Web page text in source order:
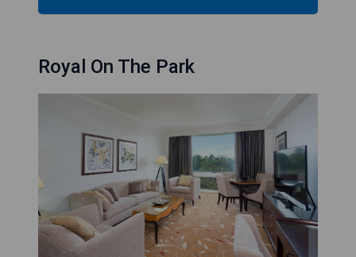
Royal On The Park